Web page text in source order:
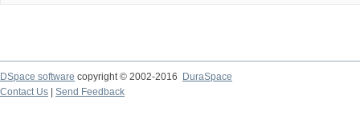
DSpace software copyright © 2002-2016
DuraSpace
Contact Us
Send Feedback